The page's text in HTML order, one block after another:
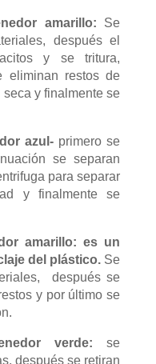
amarillo: Se
después el
y se tritura,
eliminan restos de
y finalmente se
azul- primero se
se separan
para separar
y finalmente se
amarillo: es un
del plástico. Se
después se
y por último se
verde: se
después se retiran